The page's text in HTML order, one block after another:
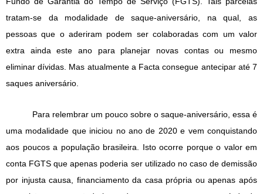
tratam-se da modalidade de saque-aniversário, na qual, as
pessoas que o aderiram podem ser colaboradas com um valor
extra ainda este ano para planejar novas contas ou mesmo
eliminar dívidas. Mas atualmente a Facta consegue antecipar até 7
saques aniversário.
Para relembrar um pouco sobre o saque-aniversário, essa é
uma modalidade que iniciou no ano de 2020 e vem conquistando
aos poucos a população brasileira. Isto ocorre porque o valor em
conta FGTS que apenas poderia ser utilizado no caso de demissão
por injusta causa, financiamento da casa própria ou apenas após